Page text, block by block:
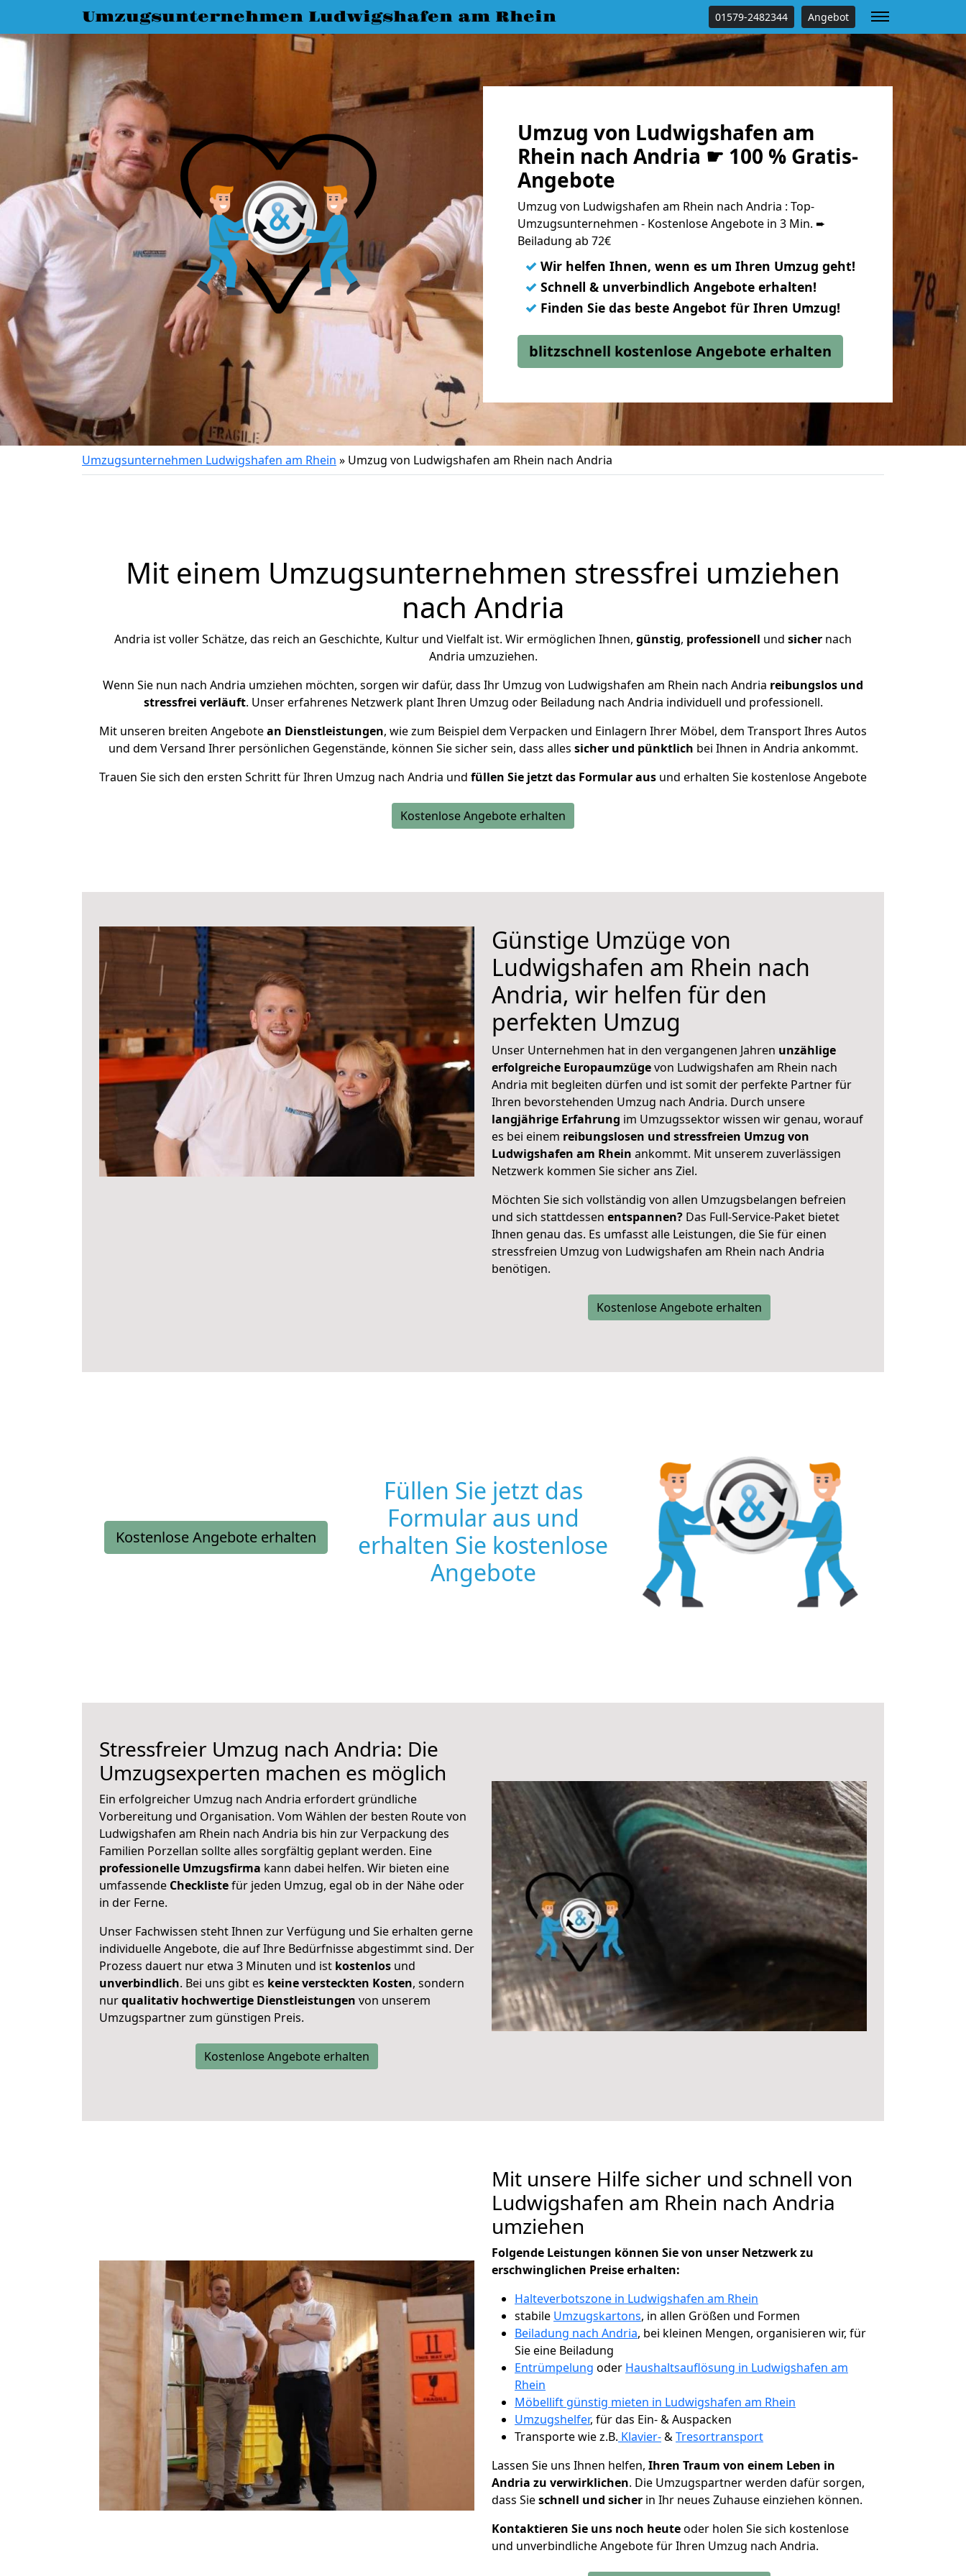
Umzugsunternehmen Ludwigshafen am Rhein 01579-2482344 Angebot
Umzug von Ludwigshafen am
Rhein nach Andria ☛ 100 % Gratis-
Angebote
Umzug von Ludwigshafen am Rhein nach Andria : Top-
Umzugsunternehmen - Kostenlose Angebote in 3 Min. ➨
Beiladung ab 72€
✓ Wir helfen Ihnen, wenn es um Ihren Umzug geht!
✓ Schnell & unverbindlich Angebote erhalten!
✓ Finden Sie das beste Angebot für Ihren Umzug!
blitzschnell kostenlose Angebote erhalten
Umzugsunternehmen Ludwigshafen am Rhein » Umzug von Ludwigshafen am Rhein nach Andria
Mit einem Umzugsunternehmen stressfrei umziehen
nach Andria
Andria ist voller Schätze, das reich an Geschichte, Kultur und Vielfalt ist. Wir ermöglichen Ihnen, günstig, professionell und sicher nach
Andria umzuziehen.
Wenn Sie nun nach Andria umziehen möchten, sorgen wir dafür, dass Ihr Umzug von Ludwigshafen am Rhein nach Andria reibungslos und
stressfrei verläuft. Unser erfahrenes Netzwerk plant Ihren Umzug oder Beiladung nach Andria individuell und professionell.
Mit unseren breiten Angebotean Dienstleistungen, wie zum Beispiel dem Verpacken und Einlagern Ihrer Möbel, dem Transport Ihres Autos
und dem Versand Ihrer persönlichen Gegenstände, können Sie sicher sein, dass alles sicher und pünktlich bei Ihnen in Andria ankommt.
Trauen Sie sich den ersten Schritt für Ihren Umzug nach Andria und füllen Sie jetzt das Formular aus und erhalten Sie kostenlose Angebote
Kostenlose Angebote erhalten
Günstige Umzüge von
Ludwigshafen am Rhein nach
Andria, wir helfen für den
perfekten Umzug
Unser Unternehmen hat in den vergangenen Jahren unzählige
erfolgreiche Europaumzügevon Ludwigshafen am Rhein nach
Andria mit begleiten dürfen und ist somit der perfekte Partner für
Ihren bevorstehenden Umzug nach Andria. Durch unsere
langjährige Erfahrung im Umzugssektor wissen wir genau, worauf
es bei einem reibungslosen und stressfreien Umzug von
Ludwigshafen am Rhein ankommt. Mit unserem zuverlässigen
Netzwerk kommen Sie sicher ans Ziel.
Möchten Sie sich vollständig von allen Umzugsbelangen befreien
und sich stattdessen entspannen? Das Full-Service-Paket bietet
Ihnen genau das. Es umfasst alle Leistungen, die Sie für einen
stressfreien Umzug von Ludwigshafen am Rhein nach Andria
benötigen.
Kostenlose Angebote erhalten
Kostenlose Angebote erhalten
Füllen Sie jetzt das
Formular aus und
erhalten Sie kostenlose
Angebote
Stressfreier Umzug nach Andria: Die
Umzugsexperten machen es möglich
Ein erfolgreicher Umzug nach Andria erfordert gründliche
Vorbereitung und Organisation. Vom Wählen der besten Route von
Ludwigshafen am Rhein nach Andria bis hin zur Verpackung des
Familien Porzellan sollte alles sorgfältig geplant werden. Eine
professionelle Umzugsfirma kann dabei helfen. Wir bieten eine
umfassende Checklistefür jeden Umzug, egal ob in der Nähe oder
in der Ferne.
Unser Fachwissen steht Ihnen zur Verfügung und Sie erhalten gerne
individuelle Angebote, die auf Ihre Bedürfnisse abgestimmt sind. Der
Prozess dauert nur etwa 3 Minuten und ist kostenlos und
unverbindlich. Bei uns gibt es keine versteckten Kosten, sondern
nurqualitativ hochwertige Dienstleistungen von unserem
Umzugspartner zum günstigen Preis.
Kostenlose Angebote erhalten
Mit unsere Hilfe sicher und schnell von
Ludwigshafen am Rhein nach Andria
umziehen
Folgende Leistungen können Sie von unser Netzwerk zu
erschwinglichen Preise erhalten:
Halteverbotszone in Ludwigshafen am Rhein
stabile Umzugskartons, in allen Größen und Formen
Beiladung nach Andria, bei kleinen Mengen, organisieren wir, für
Sie eine Beiladung
Entrümpelung oder Haushaltsauflösung in Ludwigshafen am
Rhein
Möbellift günstig mieten in Ludwigshafen am Rhein
Umzugshelfer, für das Ein- & Auspacken
Transporte wie z.B. Klavier-&Tresortransport
Lassen Sie uns Ihnen helfen, Ihren Traum von einem Leben in
Andria zu verwirklichen. Die Umzugspartner werden dafür sorgen,
dass Sieschnell und sicher in Ihr neues Zuhause einziehen können.
Kontaktieren Sie uns noch heuteoder holen Sie sich kostenlose
und unverbindliche Angebote für Ihren Umzug nach Andria.